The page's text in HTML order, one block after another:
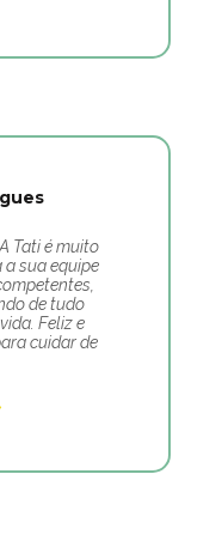
Tati é muito
a sua equipe
de tudo
Feliz e
cuidar de